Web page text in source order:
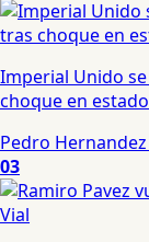
Imperial Unido
choque en
Pedro Hernandez
03